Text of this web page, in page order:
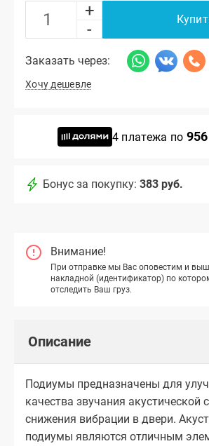
+
-
Заказать через:
Хочу дешевле
4 платежа по
Бонус за покупку: 383 руб.
Внимание!
При отправке мы Вас оповестим и
накладной (идентификатор) по
отследить Ваш груз.
Описание
Подиумы предназначены для
качества звучания акустической
снижения вибрации в двери.
подиумы являются отличным